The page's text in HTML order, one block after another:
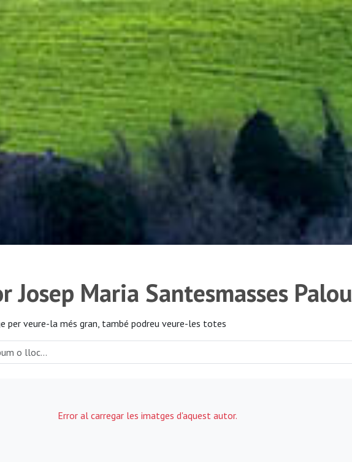
Josep Maria Santesmasses Palou
per veure-la més gran, també podreu veure-les totes
Error al carregar les imatges d'aquest autor.